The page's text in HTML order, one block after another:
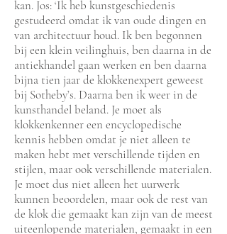
kan. Jos: ‘Ik heb kunstgeschiedenis
gestudeerd omdat ik van oude dingen en
van architectuur houd. Ik ben begonnen
bij een klein veilinghuis, ben daarna in de
antiekhandel gaan werken en ben daarna
bijna tien jaar de klokkenexpert geweest
bij Sotheby’s. Daarna ben ik weer in de
kunsthandel beland. Je moet als
klokkenkenner een encyclopedische
kennis hebben omdat je niet alleen te
maken hebt met verschillende tijden en
stijlen, maar ook verschillende materialen.
Je moet dus niet alleen het uurwerk
kunnen beoordelen, maar ook de rest van
de klok die gemaakt kan zijn van de meest
uiteenlopende materialen, gemaakt in een